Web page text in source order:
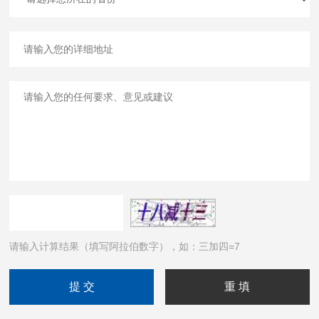
请输入计算结果（填写阿拉伯数字），如：三加四=7